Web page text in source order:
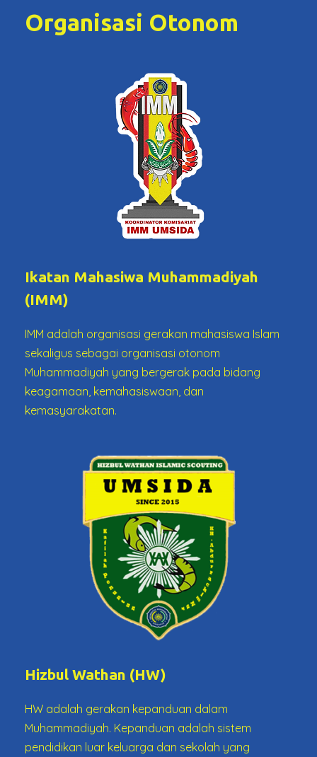
Organisasi Otonom
Ikatan Mahasiwa Muhammadiyah
(IMM)
IMM adalah organisasi gerakan mahasiswa Islam
sekaligus sebagai organisasi otonom
Muhammadiyah yang bergerak pada bidang
keagamaan, kemahasiswaan, dan
kemasyarakatan.
Hizbul Wathan (HW)
HW adalah gerakan kepanduan dalam
Muhammadiyah. Kepanduan adalah sistem
pendidikan luar keluarga dan sekolah yang